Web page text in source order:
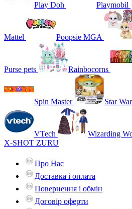
Play Doh Playmobil
Mattel Poopsie MGA
Purse pets Rainbocorns
Spin Master Star
VTech
Wizarding
X-SHOT ZURU
Про Нас
Доставка і оплата
Повернення і обмін
Договір оферти